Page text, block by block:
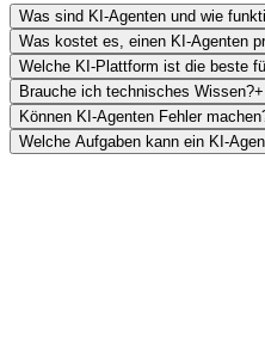
Was sind KI-Agenten und wie
Was kostet es, einen KI-Agenten
Welche KI-Plattform ist die beste
Brauche ich technisches Wissen?+
Können KI-Agenten Fehler
Welche Aufgaben kann ein KI-